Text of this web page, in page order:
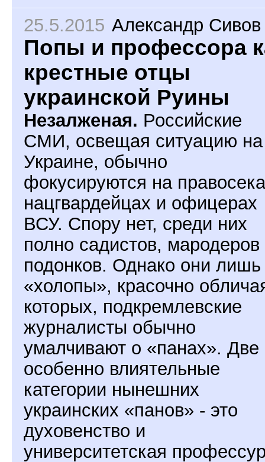
25.5.2015 Александр Сивов
Попы и профессора
крестные отцы
украинской Руины
Незалженая. Российские
СМИ, освещая ситуацию на
Украине, обычно
фокусируются на
нацгвардейцах и офицерах
ВСУ. Спору нет, среди них
полно садистов, мародеров
подонков. Однако они лишь
«холопы», красочно
которых, подкремлевские
журналисты обычно
умалчивают о «панах». Две
особенно влиятельные
категории нынешних
украинских «панов» - это
духовенство и
университетская